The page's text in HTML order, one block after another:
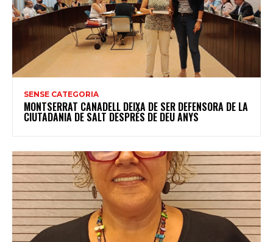
SENSE CATEGORIA
MONTSERRAT CANADELL DEIXA DE SER DEFENSORA DE LA
CIUTADANIA DE SALT DESPRÉS DE DEU ANYS